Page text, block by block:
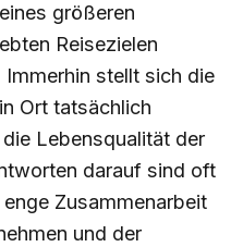
größeren
Reisezielen
stellt sich die
Ort tatsächlich
Lebensqualität der
darauf sind oft
Zusammenarbeit
und der